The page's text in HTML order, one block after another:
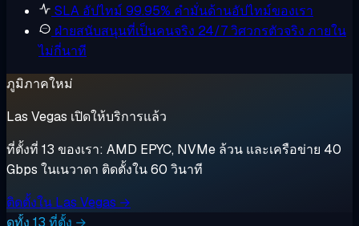
SLA อัปไทม์ 99.95% คำมั่นด้านอัปไทม์ของเรา
ฝ่ายสนับสนุนที่เป็นคนจริง 24/7วิศวกรตัวจริง ภายใน
ไม่กี่นาที
ภูมิภาคใหม่
Las Vegas เปิดให้บริการแล้ว
ที่ตั้งที่ 13 ของเรา: AMD EPYC, NVMe ล้วน และเครือข่าย 40
Gbps ในเนวาดา ติดตั้งใน 60 วินาที
ติดตั้งใน Las Vegas →
ดูทั้ง 13 ที่ตั้ง →